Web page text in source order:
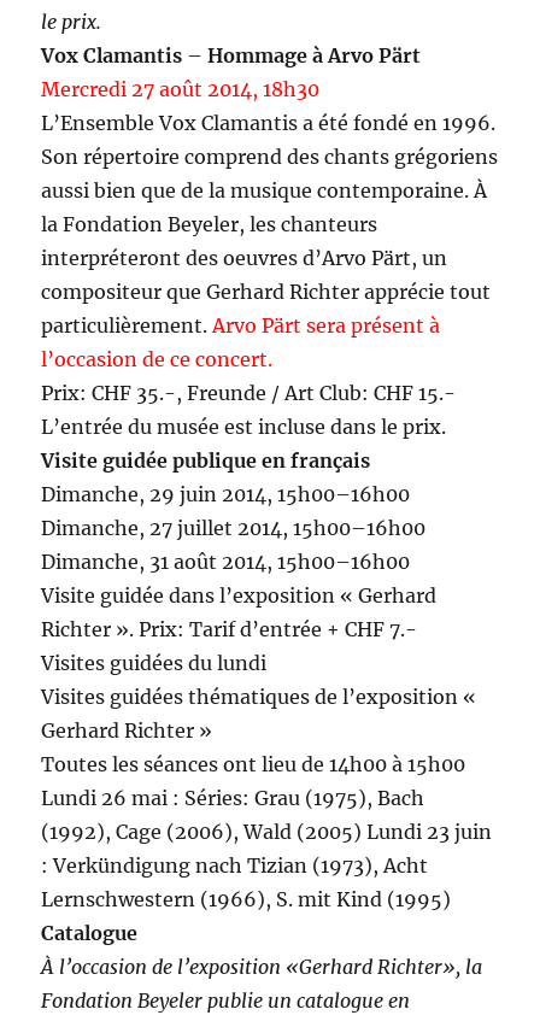
le prix.
Vox Clamantis –Hommage à Arvo Pärt
Mercredi 27 août 2014, 18h30
L’Ensemble Vox Clamantis a été fondé en 1996.
Son répertoire comprend des chants grégoriens
aussi bien que de la musique contemporaine. À
la Fondation Beyeler, les chanteurs
interpréteront des oeuvres d’Arvo Pärt, un
compositeur que Gerhard Richter apprécie tout
particulièrement.Arvo Pärt sera présent à
l’occasion de ce concert.
Prix: CHF 35.-, Freunde / Art Club: CHF 15.-
L’entrée du musée est incluse dans le prix.
Visite guidée publique en français
Dimanche, 29 juin 2014, 15h00–16h00
Dimanche, 27 juillet 2014, 15h00–16h00
Dimanche, 31 août 2014, 15h00–16h00
Visite guidée dans l’exposition « Gerhard
Richter ». Prix: Tarif d’entrée + CHF 7.-
Visites guidées du lundi
Visites guidées thématiques de l’exposition «
Gerhard Richter »
Toutes les séances ont lieu de 14h00 à 15h00
Lundi 26 mai : Séries: Grau (1975), Bach
(1992), Cage (2006), Wald (2005) Lundi 23 juin
: Verkündigung nach Tizian (1973), Acht
Lernschwestern (1966), S. mit Kind (1995)
Catalogue
À l’occasion de l’exposition «Gerhard Richter», la
Fondation Beyeler publie un catalogue en